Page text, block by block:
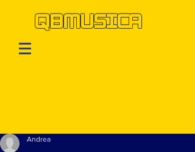
QBMUSICA
Andrea